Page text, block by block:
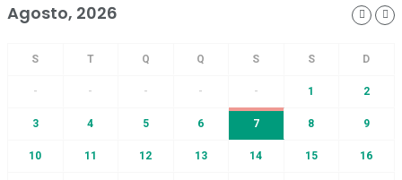
Agosto, 2026
- - - - - 1 2
3 4 5 6 7 8 9
10 11 12 13 14 15 16